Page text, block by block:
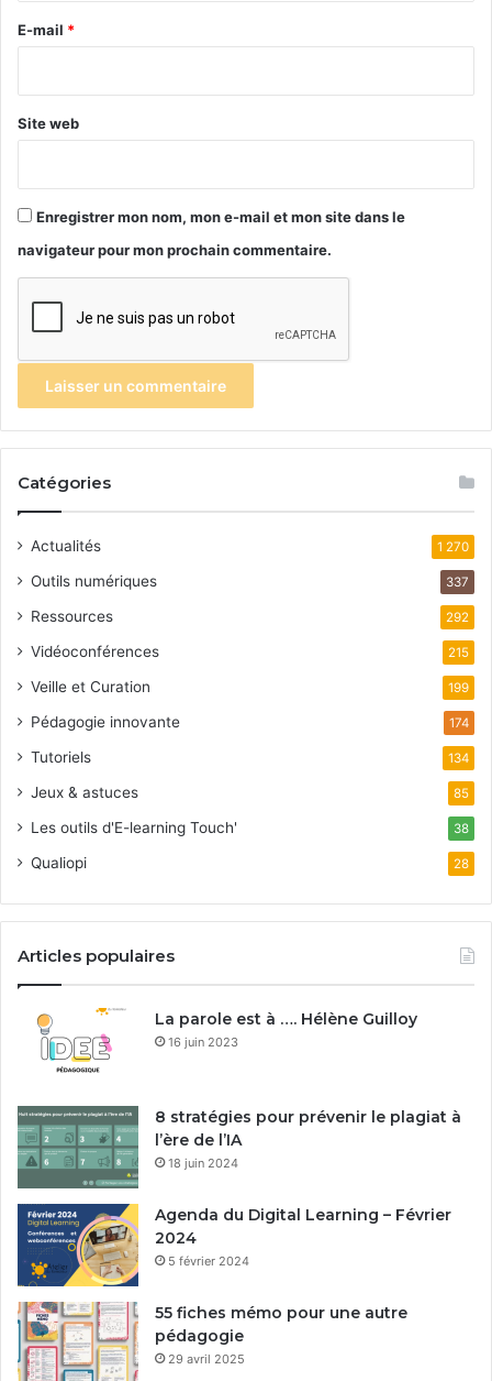
e
E-mail *
Site web
Enregistrer mon nom, mon e-mail et mon site dans le
navigateur pour mon prochain commentaire.
Catégories
Actualités 1 270
Outils numériques 337
Ressources 292
Vidéoconférences 215
Veille et Curation 199
Pédagogie innovante 174
Tutoriels 134
Jeux & astuces 85
Les outils d'E-learning Touch' 38
Qualiopi 28
Articles populaires
La parole est à …. Hélène Guilloy
16 juin 2023
8 stratégies pour prévenir le plagiat à
l’ère de l’IA
18 juin 2024
Agenda du Digital Learning – Février
2024
5 février 2024
55 fiches mémo pour une autre
pédagogie
29 avril 2025